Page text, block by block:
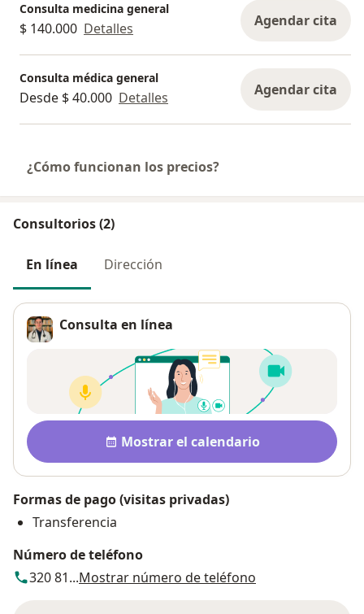
Consulta medicina general
$ 140.000 Detalles Agendar cita
Consulta médica general
Desde $ 40.000 Detalles Agendar cita
¿Cómo funcionan los precios?
Consultorios (2)
En línea Dirección
Consulta en línea
Disponibilidad
Mostrar el calendario
Formas de pago (visitas privadas)
Transferencia
Número de teléfono
320 81...Mostrar número de teléfono